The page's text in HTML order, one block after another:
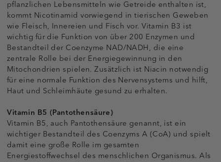
pflanzlichen Lebensmitteln wie Getreide enthalten ist,
kommt Nicotinamid vorwiegend in tierischen Geweben
wie Fleisch, Innereien und Fisch vor. Vitamin B3 ist
wichtig für die Funktion von über 200 Enzymen und
Bestandteil der Coenzyme NAD/NADH, die eine
zentrale Rolle bei der Energiegewinnung in den
Mitochondrien spielen. Zusätzlich ist Niacin notwendig
für eine normale Funktion des Nervensystems und hilft,
Haut und Schleimhäute gesund zu erhalten.
Vitamin B5 (Pantothensäure)
Vitamin B5, auch Pantothensäure genannt, ist ein
wichtiger Bestandteil des Coenzyms A (CoA) und spielt
damit eine große Rolle im gesamten
Energiestoffwechsel des menschlichen Organismus. Als